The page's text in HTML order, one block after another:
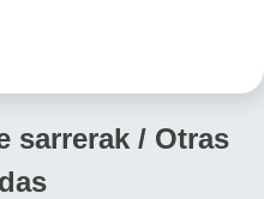
sarrerak / Otras